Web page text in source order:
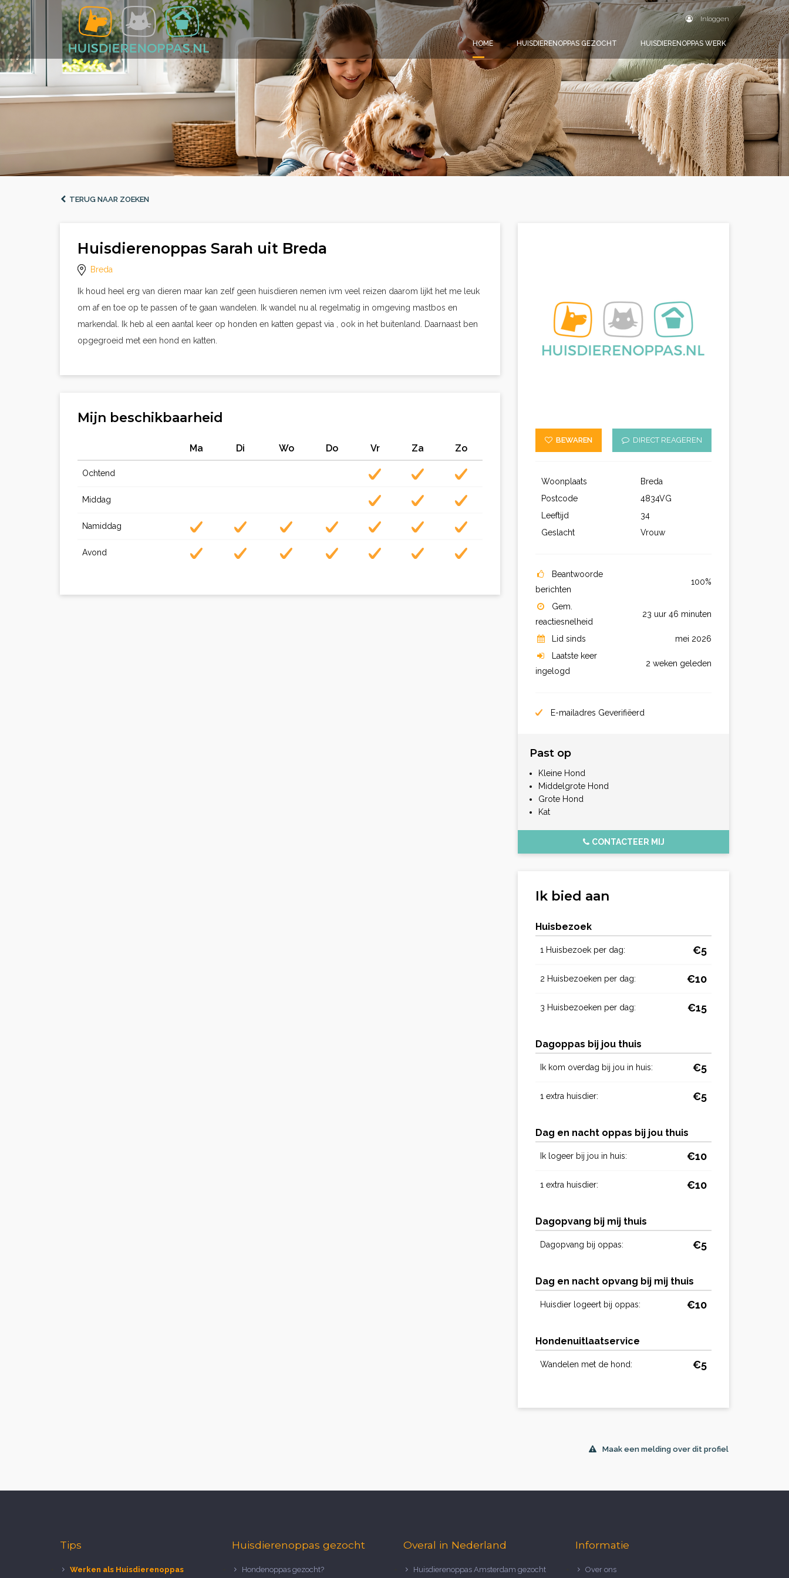
Inloggen
HOME HUISDIERENOPPAS GEZOCHT HUISDIERENOPPAS WERK
TERUG NAAR ZOEKEN
Huisdierenoppas Sarah uit Breda
Breda
Ik houd heel erg van dieren maar kan zelf geen huisdieren nemen ivm veel reizen daarom lijkt het me leuk
om af en toe op te passen of te gaan wandelen. Ik wandel nu al regelmatig in omgeving mastbos en
markendal. Ik heb al een aantal keer op honden en katten gepast via , ook in het buitenland. Daarnaast ben
opgegroeid met een hond en katten.
Mijn beschikbaarheid
Ma Di Wo Do Vr Za Zo
Ochtend
Middag
Namiddag
Avond
BEWAREN DIRECT REAGEREN
Woonplaats
Breda
Postcode
4834VG
Leeftijd
34
Geslacht
Vrouw
Beantwoorde
berichten
100%
Gem.
reactiesnelheid
23 uur 46 minuten
Lid sinds
mei 2026
Laatste keer
ingelogd
2 weken geleden
E-mailadres Geverifiëerd
Past op
Kleine Hond
Middelgrote Hond
Grote Hond
Kat
CONTACTEER MIJ
Ik bied aan
Huisbezoek
1 Huisbezoek per dag: €5
2 Huisbezoeken per dag: €10
3 Huisbezoeken per dag: €15
Dagoppas bij jou thuis
Ik kom overdag bij jou in huis: €5
1 extra huisdier: €5
Dag en nacht oppas bij jou thuis
Ik logeer bij jou in huis: €10
1 extra huisdier: €10
Dagopvang bij mij thuis
Dagopvang bij oppas: €5
Dag en nacht opvang bij mij thuis
Huisdier logeert bij oppas: €10
Hondenuitlaatservice
Wandelen met de hond: €5
Maak een melding over dit profiel
Tips
Werken als Huisdierenoppas
Huisdierenoppas gezocht
Hondenoppas gezocht?
Overal in Nederland
Huisdierenoppas Amsterdam gezocht
Informatie
Over ons